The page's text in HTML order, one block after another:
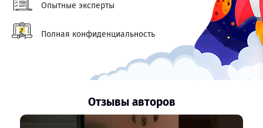
Опытные эксперты
Полная конфиденциальность
Отзывы авторов